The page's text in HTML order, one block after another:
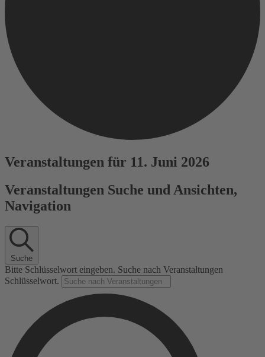
Veranstaltungen für 11. Juni 2026
Veranstaltungen Suche und Ansichten,
Navigation
Suche
Bitte Schlüsselwort eingeben. Suche nach Veranstaltungen
Schlüsselwort.